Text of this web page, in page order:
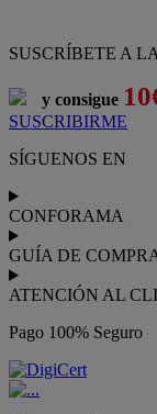
SUSCRÍBETE A
y consigue
SUSCRIBIRME
SÍGUENOS EN
CONFORAMA
GUÍA DE
ATENCIÓN AL
Pago 100% Seguro